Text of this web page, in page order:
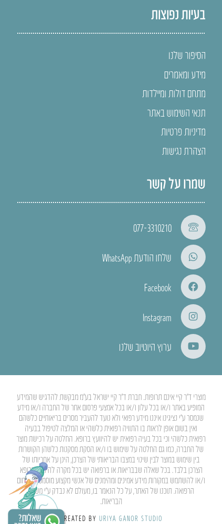
בעיות נפוצות
הסיפור שלנו
מידע ומאמרים
מתחם דולות ומיילדות
תנאי השימוש באתר
מדיניות פרטיות
הצהרת נגישות
שמרו על קשר
077-3310210
שלחו הודעת WhatsApp
Facebook
Instagram
ערוץ היוטיוב שלנו
מוצרי ד”ר קיי אינם תרופות. חברת ד”ר קיי ישראל בע”מ מבקשת להדגיש שהמידע
המופיע באתר ו/או בכל עלון ו/או בכל אמצעי פרסום אחר של החברה ו/או מידע
שנמסר ע”י נציגינו איננו מידע רפואי ולא נועד להעביר מסרים בריאותיים כלשהם
ואין בשום אופן לראות בו התוויה רפואית כלשהי או המלצה לטיפול בבעיה
רפואית כלשהי וכי בכל בעיה רפואית יש להיוועץ ברופא. החלטה על רכישת מוצר
של החברה, כמו גם החלטה על שימוש בו ו/או הסקת מסקנות כלשהן הקושרות
בין שימוש במוצר לבין שינוי במצבו הבריאותי של הצרכן, הינן על אחריותו של
הצרכן בלבד. בכל שאלה שבבריאות או ברפואה יש בכל מקרה להיוועץ ברופא
ו/או להשתמש במקורות מידע אמינים ומהימנים של אנשי מקצוע מוסמכים בתחום
הרפואה. תוכנו של האתר, על כל הנאמר בו, מעולם לא נבדק ע”י משרד
הבריאות.
CREATED BY URIYA GANOR STUDIO